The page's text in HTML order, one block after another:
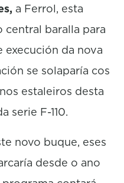
a Ferrol, esta
central baralla para
execución da nova
se solaparía cos
estaleiros desta
serie F-110.
novo buque, eses
desde o ano